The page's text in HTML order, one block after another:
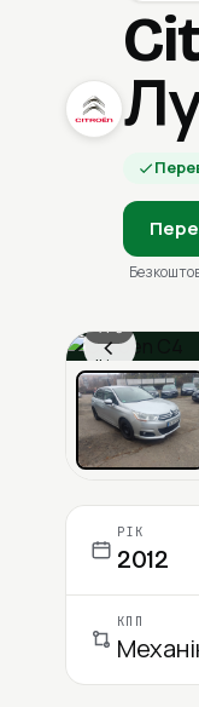
‹
1 / 6
Ціна в
РІК
2012
КПП